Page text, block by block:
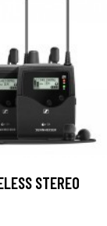
STEREO